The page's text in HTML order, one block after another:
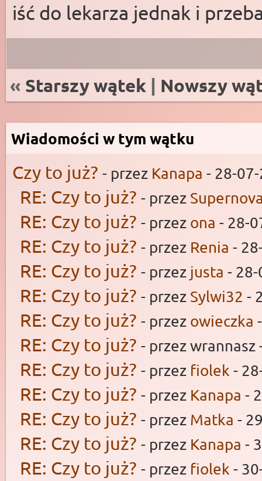
iść do lekarza jednak i
« Starszy wątek | Nowszy
Wiadomości w tym wątku
Czy to już? - przez Kanapa - 28-
RE: Czy to już? - przez
RE: Czy to już? - przez ona - 28-
RE: Czy to już? - przez Renia -
RE: Czy to już? - przez justa -
RE: Czy to już? - przez Sylwi32 -
RE: Czy to już? - przez owieczka
RE: Czy to już? - przez wrannasz
RE: Czy to już? - przez fiolek -
RE: Czy to już? - przez Kanapa -
RE: Czy to już? - przez Matka -
RE: Czy to już? - przez Kanapa -
RE: Czy to już? - przez fiolek -